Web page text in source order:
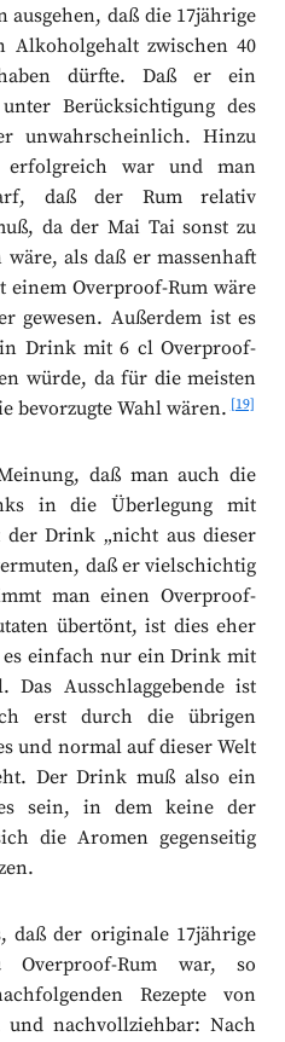
daß die 17jährige
Alkoholgehalt zwischen 40
dürfte. Daß er ein
Berücksichtigung des
unwahrscheinlich. Hinzu
war und man
daß der Rum relativ
da der Mai Tai sonst zu
als daß er massenhaft
Overproof-Rum wäre
gewesen. Außerdem ist es
Drink mit 6 cl Overproof-
würde, da für die meisten
bevorzugte Wahl wären. [19]
daß man auch die
in die Überlegung mit
der Drink „nicht aus dieser
daß er vielschichtig
man einen Overproof-
übertönt, ist dies eher
einfach nur ein Drink mit
Das Ausschlaggebende ist
erst durch die übrigen
und normal auf dieser Welt
Der Drink muß also ein
sein, in dem keine der
die Aromen gegenseitig
daß der originale 17jährige
Overproof-Rum war, so
Rezepte von
nachvollziehbar: Nach